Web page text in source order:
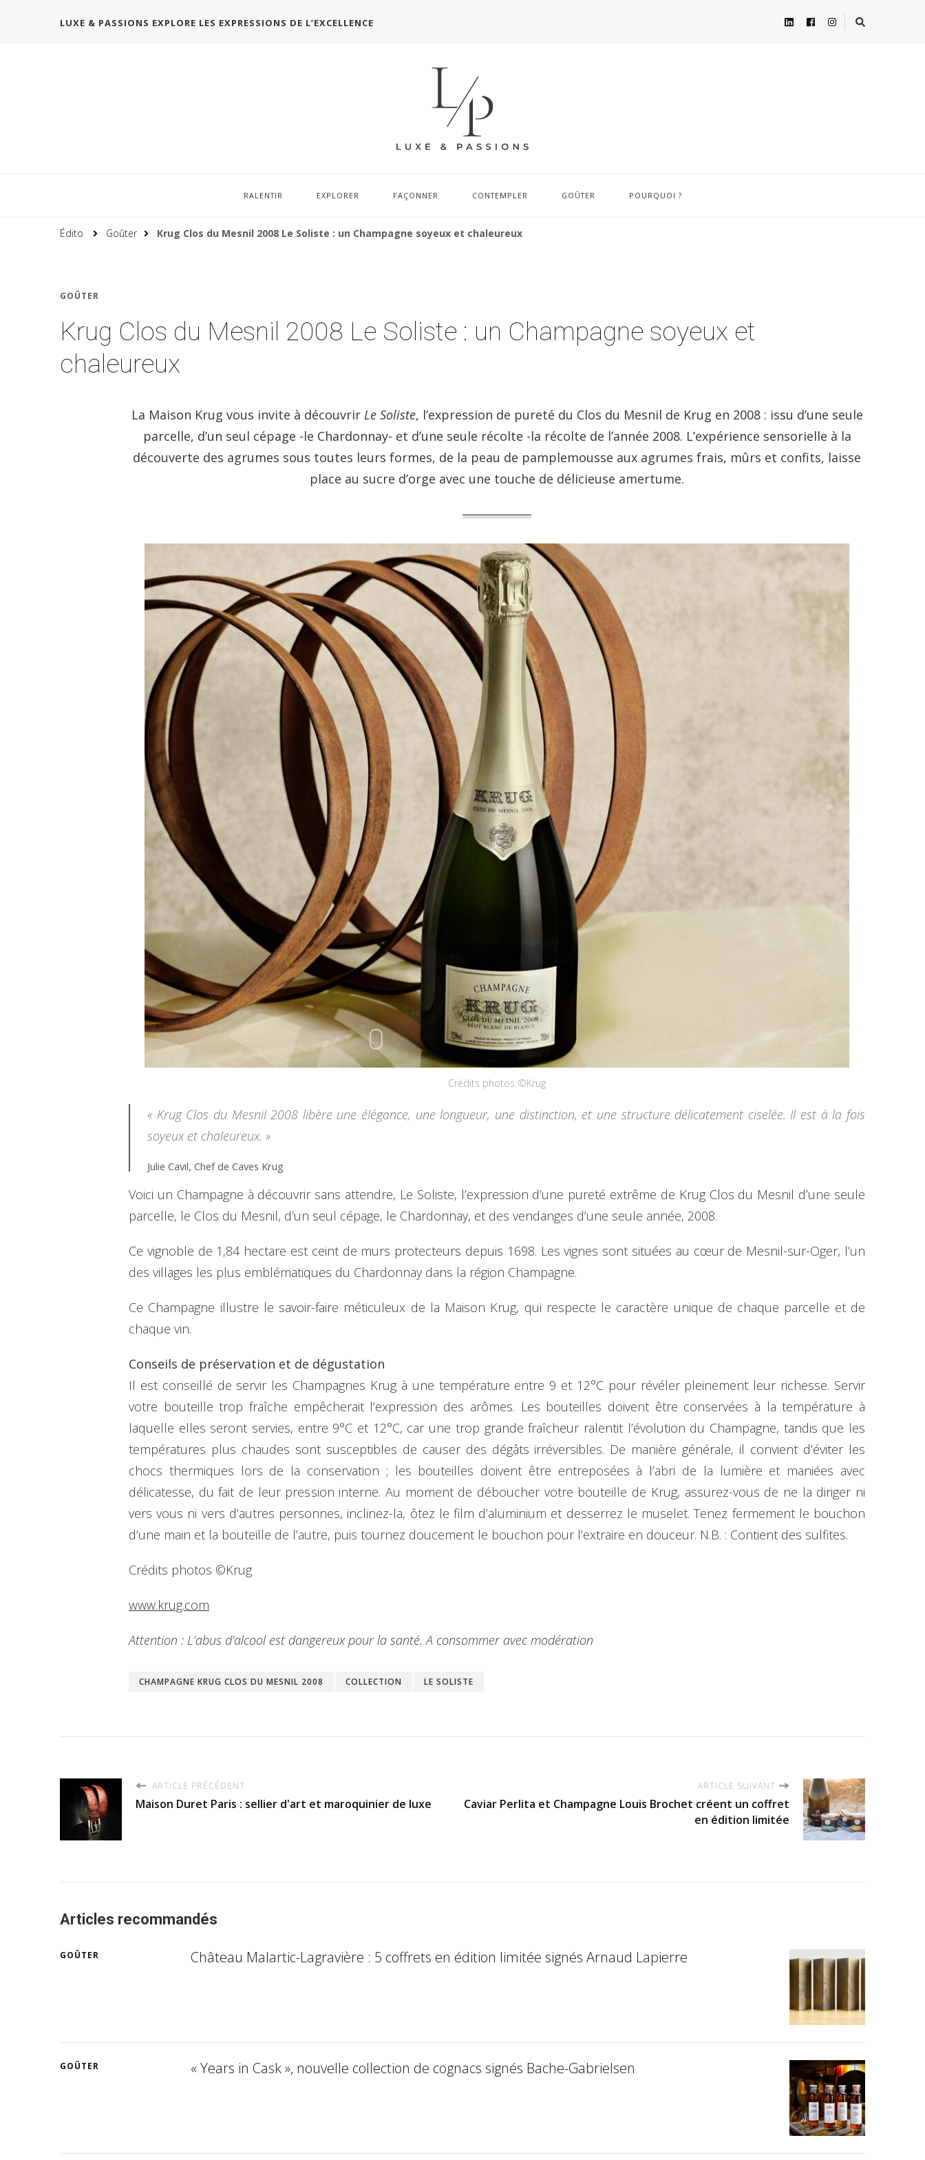
LUXE & PASSIONS EXPLORE LES EXPRESSIONS DE L’EXCELLENCE
RALENTIR EXPLORER FAÇONNER CONTEMPLER GOÛTER POURQUOI ?
Édito Goûter Krug Clos du Mesnil 2008 Le Soliste : un Champagne soyeux et chaleureux
GOÛTER
Krug Clos du Mesnil 2008 Le Soliste : un Champagne soyeux et
chaleureux
La Maison Krug vous invite à découvrir Le Soliste, l’expression de pureté du Clos du Mesnil de Krug en 2008 : issu d’une seule
parcelle, d’un seul cépage -le Chardonnay- et d’une seule récolte -la récolte de l’année 2008. L’expérience sensorielle à la
découverte des agrumes sous toutes leurs formes, de la peau de pamplemousse aux agrumes frais, mûrs et confits, laisse
place au sucre d’orge avec une touche de délicieuse amertume.
Crédits photos ©Krug
« Krug Clos du Mesnil 2008 libère une élégance, une longueur, une distinction, et une structure délicatement ciselée. Il est à la fois
soyeux et chaleureux. »
Julie Cavil, Chef de Caves Krug
Voici un Champagne à découvrir sans attendre, Le Soliste, l’expression d’une pureté extrême de Krug Clos du Mesnil d’une seule
parcelle, le Clos du Mesnil, d’un seul cépage, le Chardonnay, et des vendanges d’une seule année, 2008.
Ce vignoble de 1,84 hectare est ceint de murs protecteurs depuis 1698. Les vignes sont situées au cœur de Mesnil-sur-Oger, l’un
des villages les plus emblématiques du Chardonnay dans la région Champagne.
Ce Champagne illustre le savoir-faire méticuleux de la Maison Krug, qui respecte le caractère unique de chaque parcelle et de
chaque vin.
Conseils de préservation et de dégustation
Il est conseillé de servir les Champagnes Krug à une température entre 9 et 12°C pour révéler pleinement leur richesse. Servir
votre bouteille trop fraîche empêcherait l’expression des arômes. Les bouteilles doivent être conservées à la température à
laquelle elles seront servies, entre 9°C et 12°C, car une trop grande fraîcheur ralentit l’évolution du Champagne, tandis que les
températures plus chaudes sont susceptibles de causer des dégâts irréversibles. De manière générale, il convient d’éviter les
chocs thermiques lors de la conservation ; les bouteilles doivent être entreposées à l’abri de la lumière et maniées avec
délicatesse, du fait de leur pression interne. Au moment de déboucher votre bouteille de Krug, assurez-vous de ne la diriger ni
vers vous ni vers d’autres personnes, inclinez-la, ôtez le film d’aluminium et desserrez le muselet. Tenez fermement le bouchon
d’une main et la bouteille de l’autre, puis tournez doucement le bouchon pour l’extraire en douceur. N.B. : Contient des sulfites.
Crédits photos ©Krug
www.krug.com
Attention : L’abus d’alcool est dangereux pour la santé. A consommer avec modération
CHAMPAGNE KRUG CLOS DU MESNIL 2008 COLLECTION LE SOLISTE
ARTICLE PRÉCÉDENT
Maison Duret Paris : sellier d'art et maroquinier de luxe
ARTICLE SUIVANT
Caviar Perlita et Champagne Louis Brochet créent un coffret
en édition limitée
Articles recommandés
GOÛTER Château Malartic-Lagravière : 5 coffrets en édition limitée signés Arnaud Lapierre
GOÛTER « Years in Cask », nouvelle collection de cognacs signés Bache-Gabrielsen